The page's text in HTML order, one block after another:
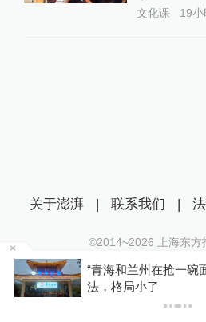
文化课 19
河南西平县“7·30”
钢被抓获
关于澎湃 | 联系我们 |
©2014~2026 上海东方
沪ICP证：沪B2-20170116 |
互联网新闻信息服务许可
沪公网安备